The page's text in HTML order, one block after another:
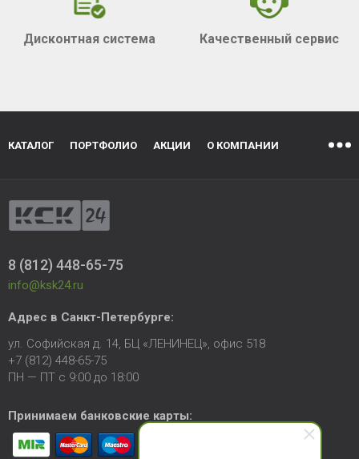
Дисконтная система Качественный сервис
КАТАЛОГ ПОРТФОЛИО АКЦИИ О КОМПАНИИ
8 (812) 448-65-75
info@ksk24.ru
Адрес в Санкт-Петербурге:
ул. Софийская д. 14, БЦ «ЛЕНИНЕЦ», офис 518
+7 (812) 448-65-75
ПН — ПТ с 9:00 до 18:00
Принимаем банковские карты: